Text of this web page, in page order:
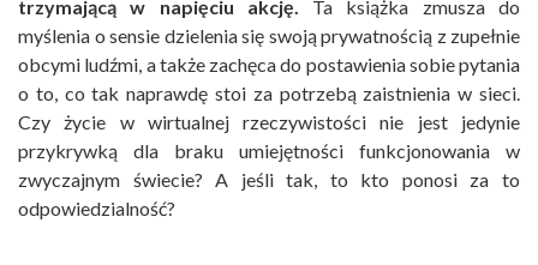
trzymającą w napięciu akcję. Ta książka zmusza do
myślenia o sensie dzielenia się swoją prywatnością z zupełnie
obcymi ludźmi, a także zachęca do postawienia sobie pytania
o to, co tak naprawdę stoi za potrzebą zaistnienia w sieci.
Czy życie w wirtualnej rzeczywistości nie jest jedynie
przykrywką dla braku umiejętności funkcjonowania w
zwyczajnym świecie? A jeśli tak, to kto ponosi za to
odpowiedzialność?